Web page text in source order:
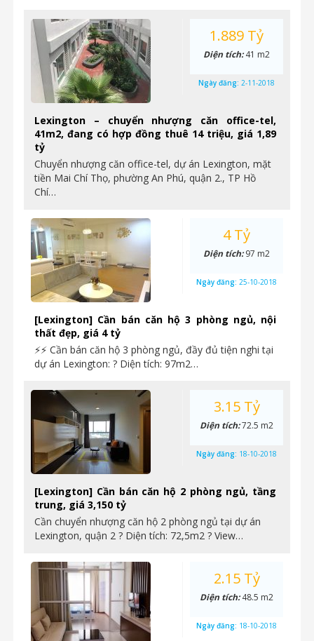
Lexington – chuyển nhượng căn office-tel,
41m2, đang có hợp đồng thuê 14 triệu, giá 1,89
tỷ
Chuyển nhượng căn office-tel, dự án Lexington, mặt
tiền Mai Chí Thọ, phường An Phú, quận 2., TP Hồ
Chí…
1.889 Tỷ
Diện tích:41 m2
Ngày đăng: 2-11-2018
[Lexington] Cần bán căn hộ 3 phòng ngủ, nội
thất đẹp, giá 4 tỷ
⚡⚡ Cần bán căn hộ 3 phòng ngủ, đầy đủ tiện nghi tại
dự án Lexington: ? Diện tích: 97m2…
4 Tỷ
Diện tích:97 m2
Ngày đăng: 25-10-2018
[Lexington] Cần bán căn hộ 2 phòng ngủ, tầng
trung, giá 3,150 tỷ
Cần chuyển nhượng căn hộ 2 phòng ngủ tại dự án
Lexington, quận 2 ? Diện tích: 72,5m2 ? View…
3.15 Tỷ
Diện tích:72.5 m2
Ngày đăng: 18-10-2018
2.15 Tỷ
Diện tích:48.5 m2
Ngày đăng: 18-10-2018